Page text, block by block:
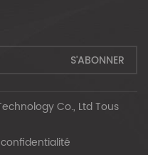
Co., Ltd Tous